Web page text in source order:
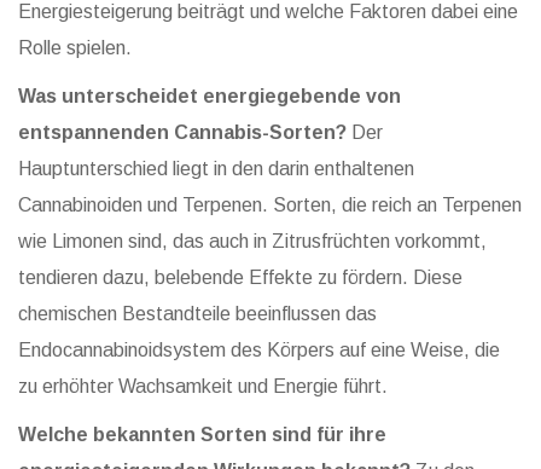
Energiesteigerung beiträgt und welche Faktoren dabei eine
Rolle spielen.
Was unterscheidet energiegebende von
entspannenden Cannabis-Sorten? Der
Hauptunterschied liegt in den darin enthaltenen
Cannabinoiden und Terpenen. Sorten, die reich an Terpenen
wie Limonen sind, das auch in Zitrusfrüchten vorkommt,
tendieren dazu, belebende Effekte zu fördern. Diese
chemischen Bestandteile beeinflussen das
Endocannabinoidsystem des Körpers auf eine Weise, die
zu erhöhter Wachsamkeit und Energie führt.
Welche bekannten Sorten sind für ihre